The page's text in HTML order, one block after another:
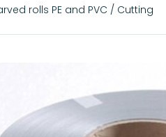
rolls PE and PVC / Cutting